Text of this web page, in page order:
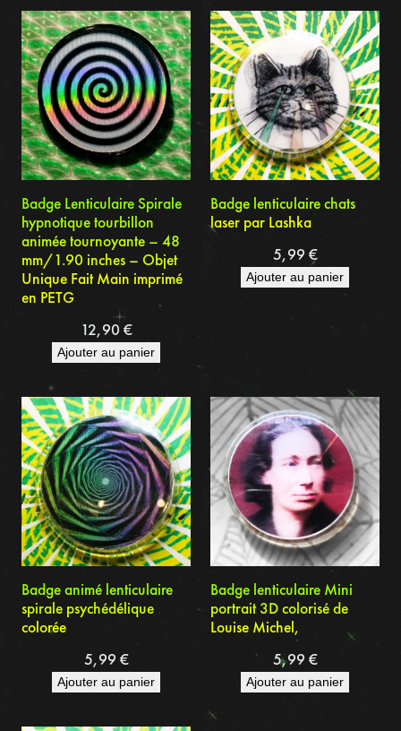
Badge Lenticulaire Spirale
hypnotique tourbillon
animée tournoyante – 48
mm/1.90 inches – Objet
Unique Fait Main imprimé
en PETG
12,90 €
Ajouter au panier
Badge lenticulaire chats
laser par Lashka
5,99 €
Ajouter au panier
Badge animé lenticulaire
spirale psychédélique
colorée
5,99 €
Ajouter au panier
Badge lenticulaire Mini
portrait 3D colorisé de
Louise Michel,
5,99 €
Ajouter au panier